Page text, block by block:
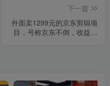
下一篇
外面卖1299元的京东剪辑项
目，号称京东不倒，收益不